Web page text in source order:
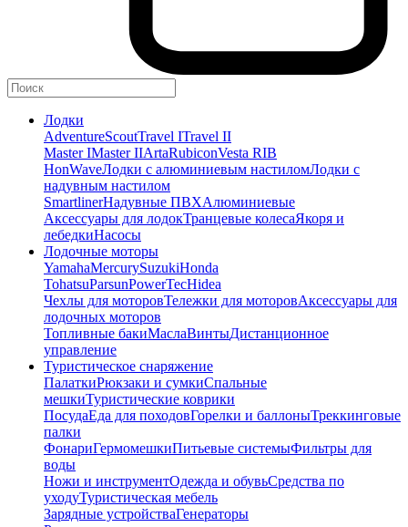
Лодки
AdventureScoutTravel ITravel II
Master IMaster IIArtaRubiconVesta RIB
HonWaveЛодки с алюминиевым настиломЛодки с
надувным настилом
SmartlinerНадувные ПВХАлюминиевые
Аксессуары для лодокТранцевые колесаЯкоря и
лебедкиНасосы
Лодочные моторы
YamahaMercurySuzukiHonda
TohatsuParsunPowerTecHidea
Чехлы для моторовТележки для моторовАксессуары для
лодочных моторов
Топливные бакиМаслаВинтыДистанционное
управление
Туристическое снаряжение
ПалаткиРюкзаки и сумкиСпальные
мешкиТуристические коврики
ПосудаЕда для походовГорелки и баллоныТреккинговые
палки
ФонариГермомешкиПитьевые системыФильтры для
воды
Ножи и инструментОдежда и обувьСредства по
уходуТуристическая мебель
Зарядные устройстваГенераторы